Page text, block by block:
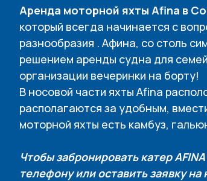
Аренда моторной яхты Afina в
который всегда начинается с
разнообразия . Афина, со столь
решением аренды судна для
организации вечеринки на борту!
В носовой части яхты Afina
располагаются за удобным,
моторной яхты есть камбуз,
Чтобы забронировать катер
телефону или оставить заявку